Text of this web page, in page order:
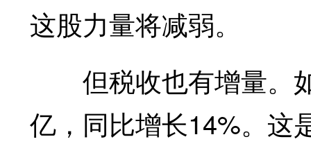
这股力量将减弱。
但税收也有增量。
亿，同比增长14%。这